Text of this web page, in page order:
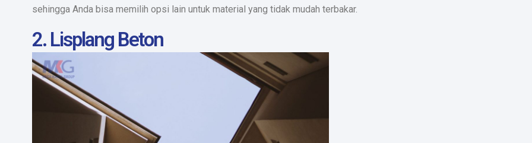
sehingga Anda bisa memilih opsi lain untuk material yang tidak mudah terbakar.
2. Lisplang Beton